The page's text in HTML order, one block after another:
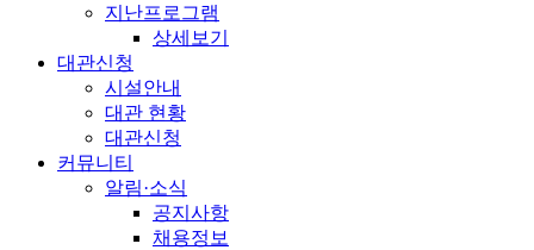
지난프로그램
상세보기
대관신청
시설안내
대관 현황
대관신청
커뮤니티
알림·소식
공지사항
채용정보